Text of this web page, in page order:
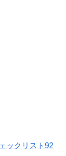
ックリスト92